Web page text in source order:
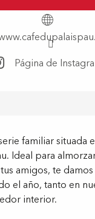
Página de
familiar situada
Ideal para
amigos, te
el año, tanto en
interior.